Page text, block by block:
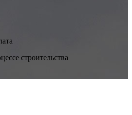
строительства